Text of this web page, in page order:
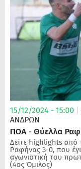
15/12/2024 - 15:00
ΑΝΔΡΏΝ
ΠΟΑ - Θύελλα
Δείτε highlights
Ραφήνας 3-0, που
αγωνιστική του
(4ος Όμιλος)